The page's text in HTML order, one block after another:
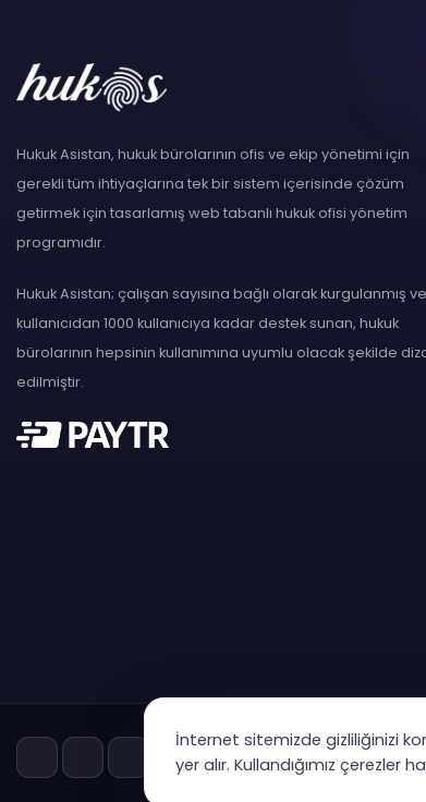
Hukuk Asistan, hukuk bürolarının ofis ve ekip yönetimi için
gerekli tüm ihtiyaçlarına tek bir sistem içerisinde çözüm
getirmek için tasarlamış web tabanlı hukuk ofisi yönetim
programıdır.
Hukuk Asistan; çalışan sayısına bağlı olarak kurgulanmış ve
kullanıcıdan 1000 kullanıcıya kadar destek sunan, hukuk
bürolarının hepsinin kullanımına uyumlu olacak şekilde
edilmiştir.
İnternet sitemizde gizliliğinizi
yer alır. Kullandığımız çerezler